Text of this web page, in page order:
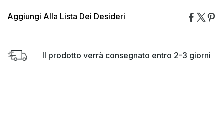
Aggiungi Alla Lista Dei Desideri
Il prodotto verrà consegnato entro 2-3 giorni